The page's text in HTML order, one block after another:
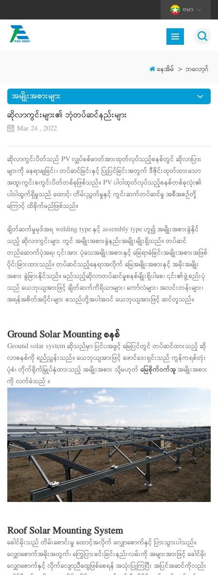
ဗမာ
နေအိမ် > ဘလော့ဂ်
အမျိုးအစားများ
ဆိုလာကွင်းများ၏ ဘုံတပ်ဆင်နည်းများ
Mar 24 , 2022
ဆိုလာကွင်းပိတ်သည် PV လျှပ်စစ်ဓာတ်အားထုတ်လုပ်သည့်စနစ်တွင် ဆိုလာပြား
များကို နေရာချခြင်း၊ တပ်ဆင်ခြင်းနှင့် ပြုပြင်ခြင်းအတွက် ဒီဇိုင်းထုတ်ထားသော
အထူးကွင်းစကွင်းပိတ်တစ်ခုဖြစ်သည်။ PV ပါဝါထုတ်လုပ်သည့်စနစ်တစ်ခုလုံး၏
ပါဝါထွက်ရှိမှုသည် ထောင့်၊ တိမ်းညွှတ်မှုနှင့် ကွင်းဆက်တပ်ဆင်မှု အစီအစဉ်တို့
ကြောင့် ထိခိုက်မည်ဖြစ်သည်။
ချိတ်ဆက်မှုမုဒ်အရ welding type နှင့် assembly type ဟူ၍ အမျိုးအစားခွဲနိုင်
သည့် ဆိုလာကွင်းများ တွင် အမျိုးအစားခွဲနည်းအမျိုးမျိုးရှိသည်။ တပ်ဆင်
တည်ဆောက်ပုံအရ၊ ၎င်းအား ပုံသေအမျိုးအစားနှင့် ခြေရာခံခြင်းအမျိုးအစားအဖြစ်
ပိုင်းခြားထားသည်။ တပ်ဆင်သည့်နေရာအလိုက် မြေအမျိုးအစားနှင့် အမိုးအမျိုး
အစား ခွဲခြားနိုင်သည်။ မည်သည့်ဆိုလာတပ်ဆင်မှုစနစ်မျိုးရှိပါစေ၊ ၎င်း၏ဖွဲ့စည်းပုံ
သည် ယေဘုယျအားဖြင့် ချိတ်ဆက်ကိရိယာများ၊ ကော်လံများ၊ အလင်းတန်းများ၊
အရန်အစိတ်အပိုင်းများ စသည်တို့အပါအဝင် ယေဘုယျအားဖြင့် ဆင်တူသည်။
Ground Solar Mounting စနစ်
Ground solar system ဆိုသည်မှာ ပြင်ပအဖွင့် မြေပြင်တွင် တပ်ဆင်ထားသည့် ဆို
လာစနစ်ကို ရည်ညွှန်းသည်။ ယေဘုယျအားဖြင့် ဖောင်ဒေးရှင်းသည် ကွန်ကရစ်တုံး
ပုံစံ၊ တိုက်ရိုက်မြှုပ်နှံထားသည့် အမျိုးအစား သို့မဟုတ် မြေစိုက်ဝက်အူ အမျိုးအစား
ကို လက်ခံသည် ။
Roof Solar Mounting System
ခေါင်မိုးသည် တိမ်းစောင်းမှု ထောင့်အလိုက် လျှောစောက်နှင့် ပြားသွားပါသည်။
လျှောစောက်အမိုးအတွက်၊ ကြွေပြားခင်းခြင်းနည်းလမ်းကို အများအားဖြင့် ခေါင်မိုး
လျှောစောက်နှင့် လိုက်လျောညီထွေဖြစ်စေရန် အသုံးပြုကြပြီး အပြင်အဆင်ကိုလည်း